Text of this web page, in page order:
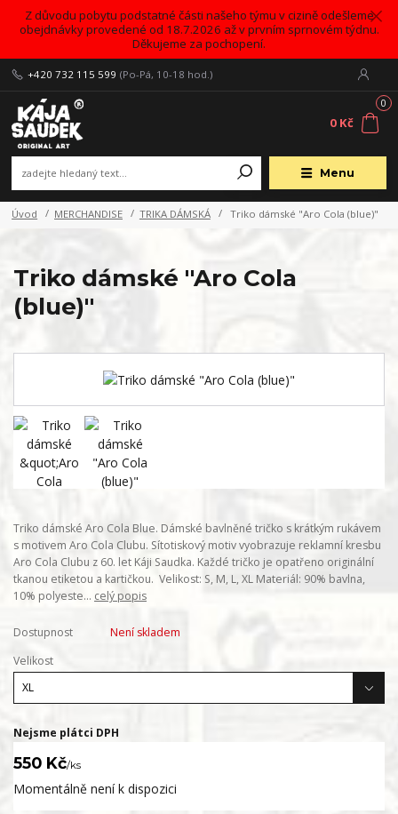
Z důvodu pobytu podstatné části našeho týmu v cizině odešleme
obejdnávky provedené od 18.7.2026 až v prvním sprnovém týdnu.
Děkujeme za pochopení.
Menu
+420 732 115 599 (Po-Pá, 10-18 hod.)
0
0 Kč
Úvod MERCHANDISE TRIKA DÁMSKÁ Triko dámské "Aro Cola (blue)"
Triko dámské "Aro Cola
(blue)"
Triko dámské Aro Cola Blue. Dámské bavlněné tričko s krátkým rukávem
s motivem Aro Cola Clubu. Sítotiskový motiv vyobrazuje reklamní kresbu
Aro Cola Clubu z 60. let Káji Saudka. Každé tričko je opatřeno originální
tkanou etiketou a kartičkou. Velikost: S, M, L, XL Materiál: 90% bavlna,
10% polyeste... celý popis
Dostupnost
Není skladem
Velikost
Nejsme plátci DPH
550 Kč/ks
Momentálně není k dispozici